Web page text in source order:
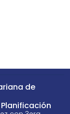
de